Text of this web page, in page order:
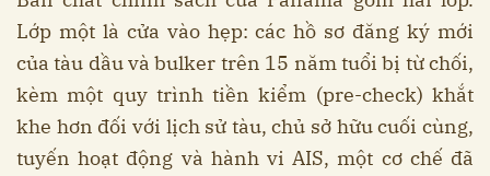
Lớp một là cửa vào hẹp: các hồ sơ đăng ký mới
của tàu dầu và bulker trên 15 năm tuổi bị từ chối,
kèm một quy trình tiền kiểm (pre-check) khắt
khe hơn đối với lịch sử tàu, chủ sở hữu cuối cùng,
tuyến hoạt động và hành vi AIS, một cơ chế đã